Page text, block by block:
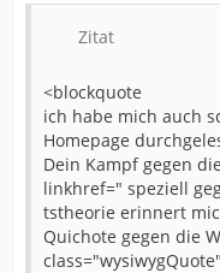
Zitat
<blockquote
ich habe mich auch
Homepage
Dein Kampf gegen
linkhref=" speziell
tstheorie erinnert
Quichote gegen die